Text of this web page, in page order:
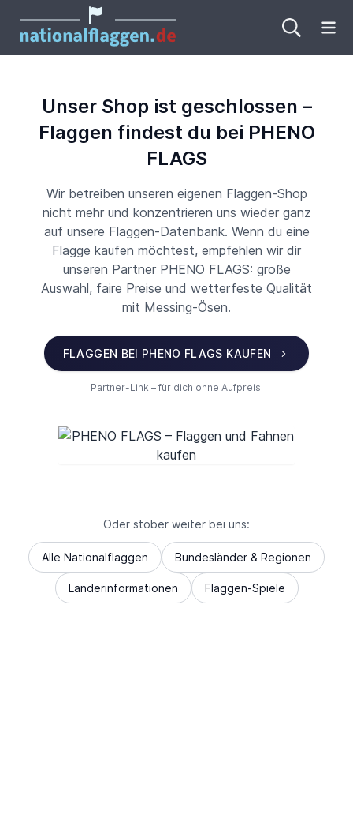
Unser Shop ist geschlossen –
Flaggen findest du bei PHENO
FLAGS
Wir betreiben unseren eigenen Flaggen-Shop
nicht mehr und konzentrieren uns wieder ganz
auf unsere Flaggen-Datenbank. Wenn du eine
Flagge kaufen möchtest, empfehlen wir dir
unseren Partner PHENO FLAGS: große
Auswahl, faire Preise und wetterfeste Qualität
mit Messing-Ösen.
FLAGGEN BEI PHENO FLAGS KAUFEN
Partner-Link – für dich ohne Aufpreis.
Oder stöber weiter bei uns:
Alle Nationalflaggen Bundesländer & Regionen
Länderinformationen Flaggen-Spiele